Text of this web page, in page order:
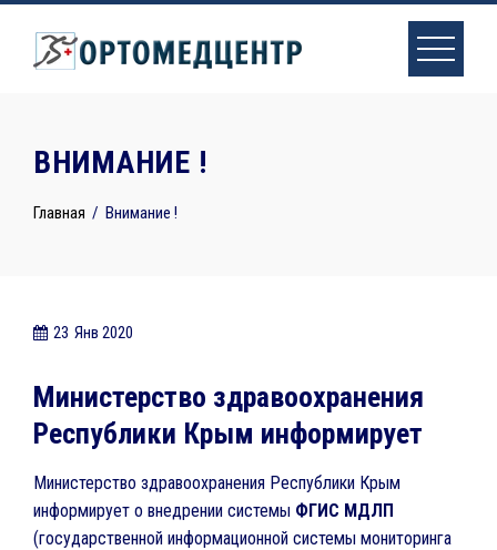
content
ВНИМАНИЕ !
Главная Внимание !
23 Янв 2020
Министерство здравоохранения
Республики Крым информирует
Министерство здравоохранения Республики Крым
информирует о внедрении системы ФГИС МДЛП
(государственной информационной системы мониторинга